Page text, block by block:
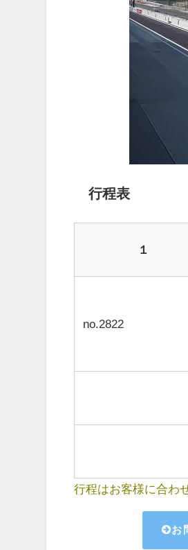
行程表
１
no.2822
行程はお客様に合わ
お